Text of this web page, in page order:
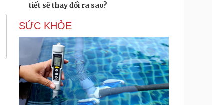
tiết sẽ thay đổi ra sao?
SỨC KHỎE